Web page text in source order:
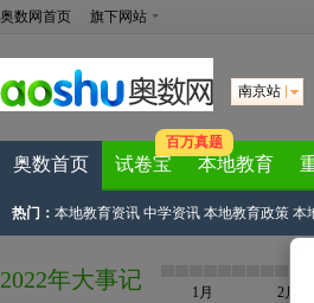
奥数网首页 旗下网站
南京站
奥数首页 试卷宝
百万真题
本地教育
热门： 本地教育资讯 中学资讯 本地教育政策 本
2022年大事记 1月 2月